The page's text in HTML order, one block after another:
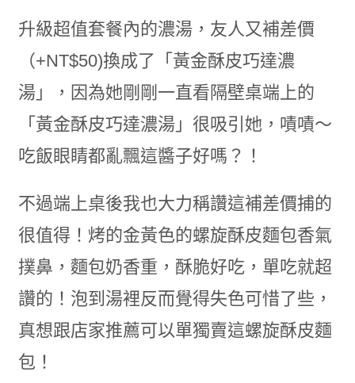
升級超值套餐內的濃湯，友人又補差價
（+NT$50)換成了「黃金酥皮巧達濃
湯」，因為她剛剛一直看隔壁桌端上的
「黃金酥皮巧達濃湯」很吸引她，嘖嘖～
吃飯眼睛都亂飄這醬子好嗎？！
不過端上桌後我也大力稱讚這補差價捕的
很值得！烤的金黃色的螺旋酥皮麵包香氣
撲鼻，麵包奶香重，酥脆好吃，單吃就超
讚的！泡到湯裡反而覺得失色可惜了些，
真想跟店家推薦可以單獨賣這螺旋酥皮麵
包！